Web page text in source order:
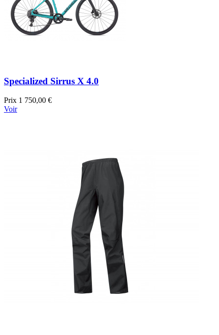
Specialized Sirrus X 4.0
Prix 1 750,00 €
Voir